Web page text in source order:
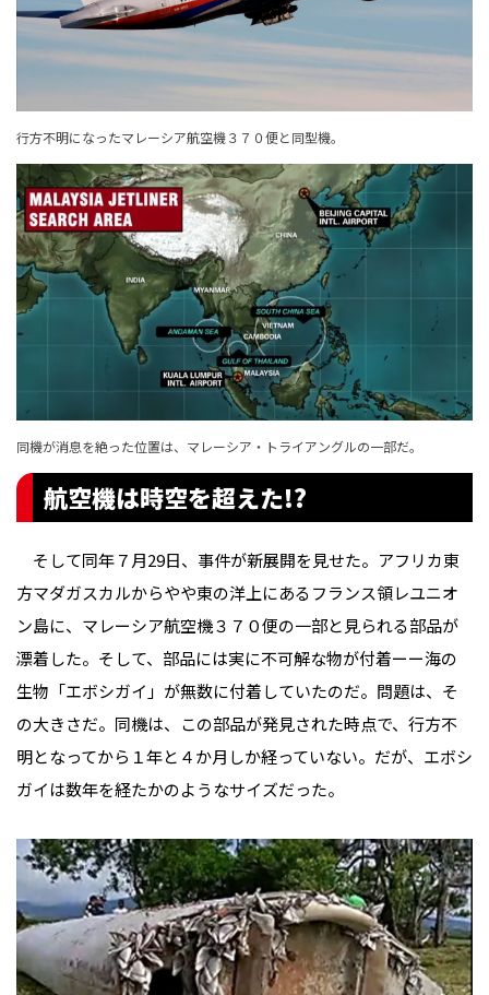
行方不明になったマレーシア航空機３７０便と同型機。
同機が消息を絶った位置は、マレーシア・トライアングルの一部だ。
航空機は時空を超えた!?
そして同年７月29日、事件が新展開を見せた。アフリカ東
方マダガスカルからやや東の洋上にあるフランス領レユニオ
ン島に、マレーシア航空機３７０便の一部と見られる部品が
漂着した。そして、部品には実に不可解な物が付着ーー海の
生物「エボシガイ」が無数に付着していたのだ。問題は、そ
の大きさだ。同機は、この部品が発見された時点で、行方不
明となってから１年と４か月しか経っていない。だが、エボシ
ガイは数年を経たかのようなサイズだった。